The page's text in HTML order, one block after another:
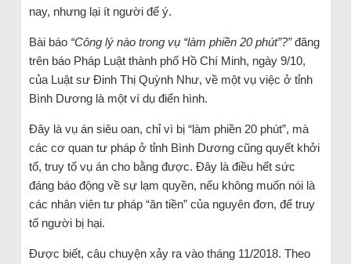
nay, nhưng lại ít người để ý.
Bài báo “Công lý nào trong vụ “làm phiền 20 phút”?”đăng
trên báo Pháp Luật thành phố Hồ Chí Minh, ngày 9/10,
của Luật sư Đinh Thị Quỳnh Như, về một vụ việc ở tỉnh
Bình Dương là một ví dụ điển hình.
Đây là vụ án siêu oan, chỉ vì bị “làm phiền 20 phút”, mà
các cơ quan tư pháp ở tỉnh Bình Dương cũng quyết khởi
tố, truy tố vụ án cho bằng được. Đây là điều hết sức
đáng báo động về sự lạm quyền, nếu không muốn nói là
các nhân viên tư pháp “ăn tiền” của nguyên đơn, để truy
tố người bị hại.
Được biết, câu chuyện xảy ra vào tháng 11/2018. Theo